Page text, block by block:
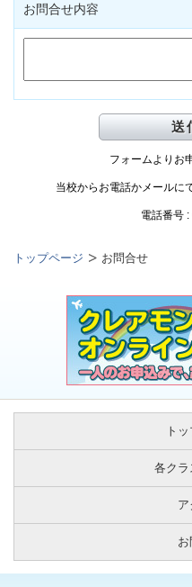
お問合せ内容
フォームよりお
当校からお電話かメールに
電話番号
トップページ お問合せ
ト
各クラ
ア